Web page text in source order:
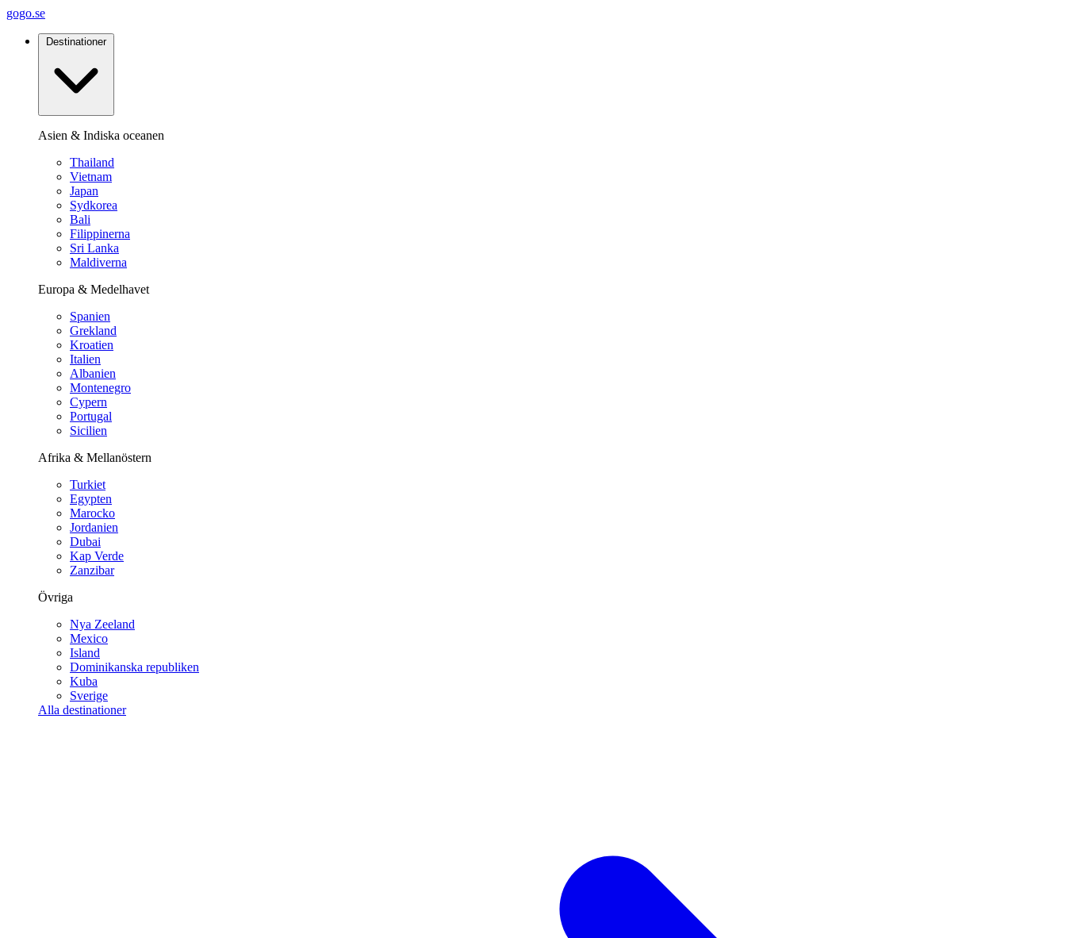
gogo.se
Destinationer
Asien & Indiska oceanen
Thailand
Vietnam
Japan
Sydkorea
Bali
Filippinerna
Sri Lanka
Maldiverna
Europa & Medelhavet
Spanien
Grekland
Kroatien
Italien
Albanien
Montenegro
Cypern
Portugal
Sicilien
Afrika & Mellanöstern
Turkiet
Egypten
Marocko
Jordanien
Dubai
Kap Verde
Zanzibar
Övriga
Nya Zeeland
Mexico
Island
Dominikanska republiken
Kuba
Sverige
Alla destinationer